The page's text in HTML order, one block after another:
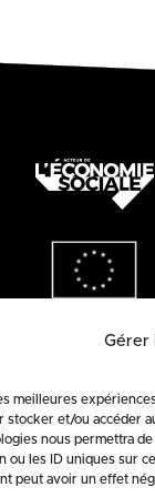
Gérer
meilleures
stocker et/ou accéder
nous permettra
ou les ID uniques sur
peut avoir un effet